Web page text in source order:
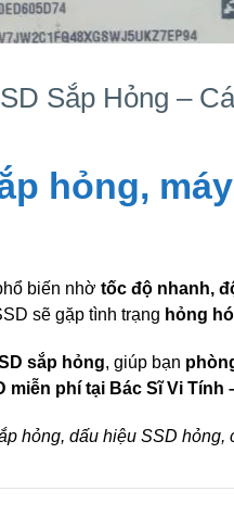
Sắp Hỏng –
hỏng,
biến nhờtốc độ nhanh,
sẽ gặp tình trạng hỏng
sắp hỏng, giúp bạn
miễn phí tại Bác Sĩ Vi
hỏng, dấu hiệu SSD hỏng,